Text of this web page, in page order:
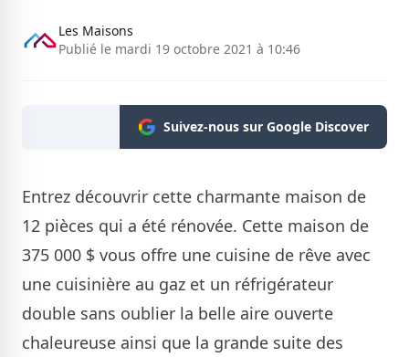
Les Maisons
Publié le mardi 19 octobre 2021 à 10:46
Suivez-nous sur Google Discover
Entrez découvrir cette charmante maison de
12 pièces qui a été rénovée. Cette maison de
375 000 $ vous offre une cuisine de rêve avec
une cuisinière au gaz et un réfrigérateur
double sans oublier la belle aire ouverte
chaleureuse ainsi que la grande suite des